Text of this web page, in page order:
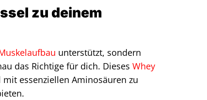
zu deinem
unterstützt, sondern
das Richtige für dich. Dieses Whey
essenziellen Aminosäuren zu